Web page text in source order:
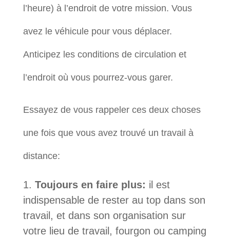
l’heure) à l’endroit de votre mission. Vous
avez le véhicule pour vous déplacer.
Anticipez les conditions de circulation et
l’endroit où vous pourrez-vous garer.
Essayez de vous rappeler ces deux choses
une fois que vous avez trouvé un travail à
distance:
Toujours en faire plus: il est
indispensable de rester au top dans son
travail, et dans son organisation sur
votre lieu de travail, fourgon ou camping